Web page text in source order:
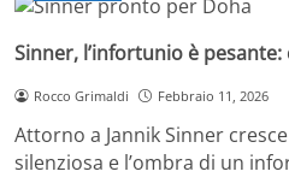
Sinner, l’infortunio è
Rocco Grimaldi Febbraio 11, 2026
Attorno a Jannik Sinner
silenziosa e l’ombra di un